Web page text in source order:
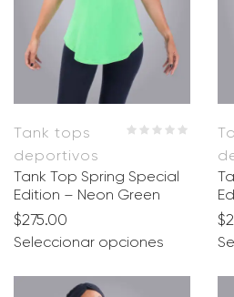
Tank tops
deportivos
Tank Top Spring Special
Edition – Neon Green
$275.00
Seleccionar opciones
$